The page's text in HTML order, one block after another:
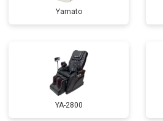
Ремонт сканера
Ремонт купюроприемника
Замена сетевого трансформатора
Ремонт микро-лифта
Yamato
YA-2800